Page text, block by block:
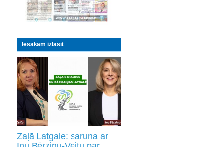
Iesakām izlasīt
Zaļā Latgale: saruna ar